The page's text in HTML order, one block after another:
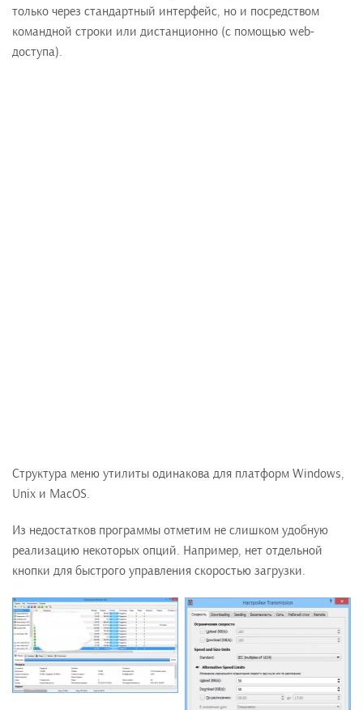
только через стандартный интерфейс, но и посредством
командной строки или дистанционно (с помощью web-
доступа).
Структура меню утилиты одинакова для платформ Windows,
Unix и MacOS.
Из недостатков программы отметим не слишком удобную
реализацию некоторых опций. Например, нет отдельной
кнопки для быстрого управления скоростью загрузки.